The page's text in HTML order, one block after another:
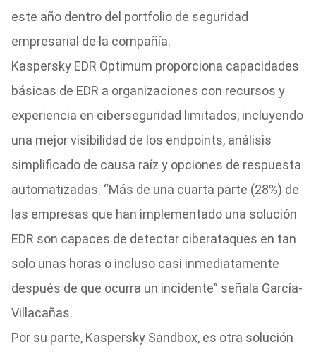
este año dentro del portfolio de seguridad
empresarial de la compañía.
Kaspersky EDR Optimum proporciona capacidades
básicas de EDR a organizaciones con recursos y
experiencia en ciberseguridad limitados, incluyendo
una mejor visibilidad de los endpoints, análisis
simplificado de causa raíz y opciones de respuesta
automatizadas. “Más de una cuarta parte (28%) de
las empresas que han implementado una solución
EDR son capaces de detectar ciberataques en tan
solo unas horas o incluso casi inmediatamente
después de que ocurra un incidente” señala García-
Villacañas.
Por su parte, Kaspersky Sandbox, es otra solución